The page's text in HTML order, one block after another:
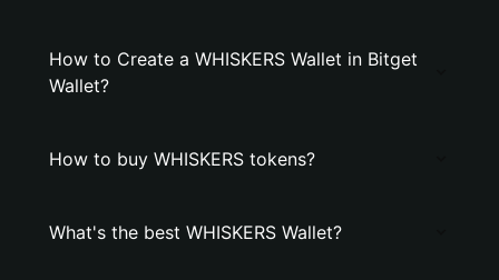
How to Create a WHISKERS Wallet in Bitget
Wallet?
How to buy WHISKERS tokens?
What's the best WHISKERS Wallet?